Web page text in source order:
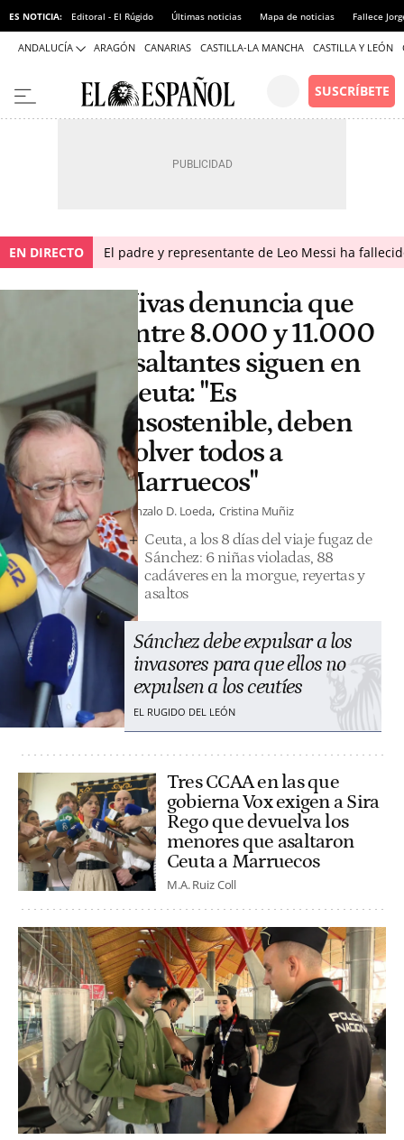
ES NOTICIA: Editoral - El Rúgido Últimas noticias Mapa de noticias Fallece
ANDALUCÍA ARAGÓN CANARIAS CASTILLA-LA MANCHA CASTILLA Y LEÓN
EN DIRECTO El padre y representante de Leo Messi ha
Vivas denuncia que
entre 8.000 y 11.000
asaltantes siguen en
Ceuta: "Es
insostenible, deben
volver todos a
Marruecos"
Gonzalo D. Loeda Cristina Muñiz
Ceuta, a los 8 días del viaje fugaz de
Sánchez: 6 niñas violadas, 88
cadáveres en la morgue, reyertas y
asaltos
Sánchez debe expulsar a los
invasores para que ellos no
expulsen a los ceutíes
EL RUGIDO DEL LEÓN
Tres CCAA en las que
gobierna Vox exigen a Sira
Rego que devuelva los
menores que asaltaron
Ceuta a Marruecos
M.A. Ruiz Coll